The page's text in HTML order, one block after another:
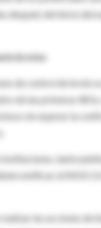
después del inicio del
brotes
de control de brote
de las primeras 48
sin esperar la
instituciones, tanto
notificar al SNVS
realizar las acciones de